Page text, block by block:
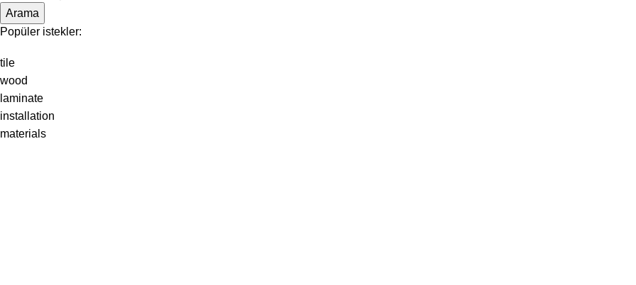
Arama
Popüler istekler:
tile
wood
laminate
installation
materials